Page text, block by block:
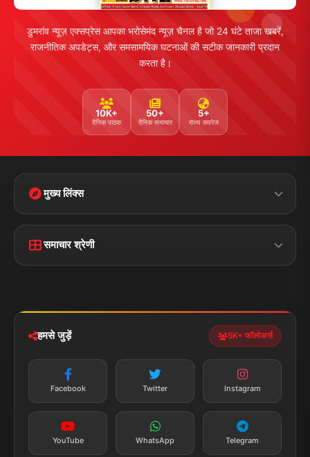
डुमरांव न्यूज़ एक्सप्रेस आपका भरोसेमंद न्यूज़ चैनल है जो 24 घंटे ताजा खबरें,
राजनीतिक अपडेट्स, और समसामयिक घटनाओं की सटीक जानकारी प्रदान
करता है।
10K+
दैनिक पाठक
50+
दैनिक समाचार
5+
राज्य कवरेज
मुख्य लिंक्स
लाइव टीवी ब्रेकिंग न्यूज़
समाचार श्रेणी
हमसे जुड़ें 5K+ फॉलोअर्स
Facebook Twitter Instagram
YouTube WhatsApp Telegram